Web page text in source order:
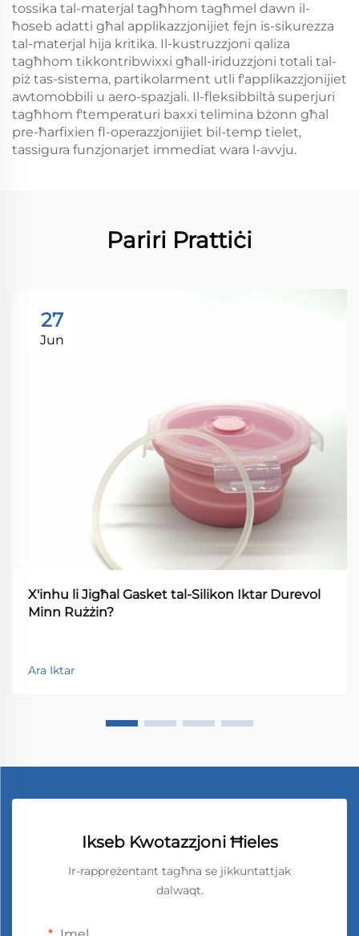
tossika tal-materjal tagħhom tagħmel dawn il-
ħoseb adatti għal applikazzjonijiet fejn is-sikurezza
tal-materjal hija kritika. Il-kustruzzjoni qaliza
tagħhom tikkontribwixxi għall-iriduzzjoni totali tal-
piż tas-sistema, partikolarment utli f'applikazzjonijiet
awtomobbili u aero-spazjali. Il-fleksibbiltà superjuri
tagħhom f'temperaturi baxxi telimina bżonn għal
pre-ħarfixien fl-operazzjonijiet bil-temp tielet,
tassigura funzjonarjet immediat wara l-avvju.
Pariri Prattiċi
27
Jun
X'inhu li Jigħal Gasket tal-Silikon Iktar Durevol
Minn Rużżin?
Ara Iktar
Ikseb Kwotazzjoni Ħieles
Ir-rappreżentant tagħna se jikkuntattjak
dalwaqt.